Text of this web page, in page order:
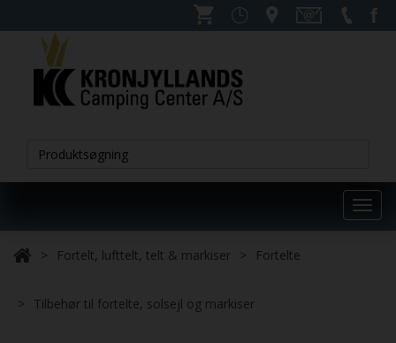
Fortelt, lufttelt, telt & markiser Fortelte
Tilbehør til fortelte, solsejl og markiser